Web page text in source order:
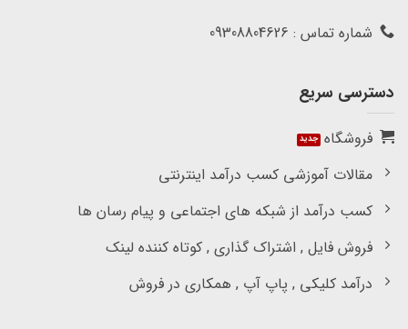
شماره تماس : 09308804626
دسترسی سریع
فروشگاه
مقالات آموزشی کسب درآمد اینترنتی
کسب درآمد از شبکه های اجتماعی و پیام رسان ها
فروش فایل , اشتراک گذاری , کوتاه کننده لینک
درآمد کلیکی , پاپ آپ , همکاری در فروش